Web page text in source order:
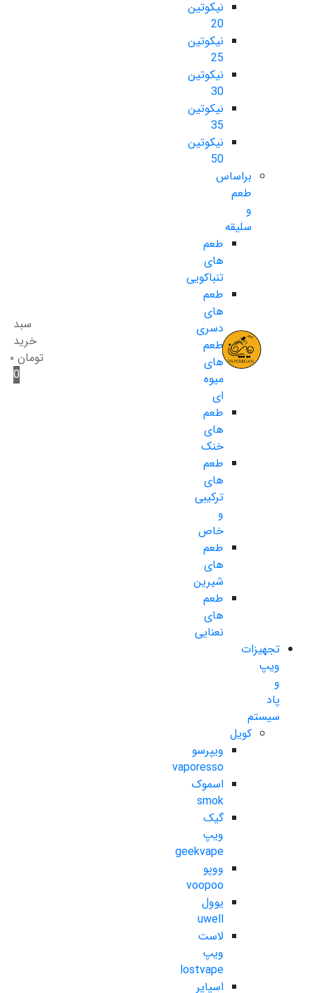
نیکوتین
20
نیکوتین
25
نیکوتین
30
نیکوتین
35
نیکوتین
50
براساس
طعم
و
سلیقه
طعم
های
تنباکویی
طعم
های
دسری
طعم
های
میوه
ای
طعم
های
خنک
طعم
های
ترکیبی
و
خاص
طعم
های
شیرین
طعم
های
نعنایی
تجهیزات
ویپ
و
پاد
سیستم
کویل
ویپرسو
vaporesso
اسموک
smok
گیک
ویپ
geekvape
ووپو
voopoo
یوول
uwell
لاست
ویپ
lostvape
اسپایر
سبد
خرید
تومان ۰
0